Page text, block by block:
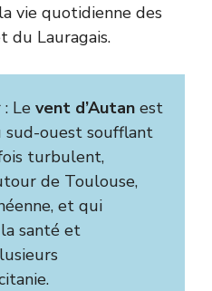
vie quotidienne des
du Lauragais.
Le vent d’Autan est
sud-ouest soufflant
turbulent,
de Toulouse,
et qui
santé et